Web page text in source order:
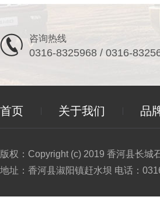
咨询热线
0316-8325968 / 0316-
首页 关于我们 品
版权：Copyright (c) 2019 香河县长
地址：香河县淑阳镇赶水坝 电话：